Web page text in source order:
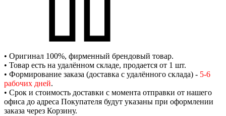
• Оригинал 100%, фирменный брендовый товар.
• Товар есть на удалённом складе, продается от 1 шт.
• Формирование заказа (доставка с удалённого склада) - 5-6
рабочих дней.
• Срок и стоимость доставки с момента отправки от нашего
офиса до адреса Покупателя будут указаны при оформлении
заказа через Корзину.